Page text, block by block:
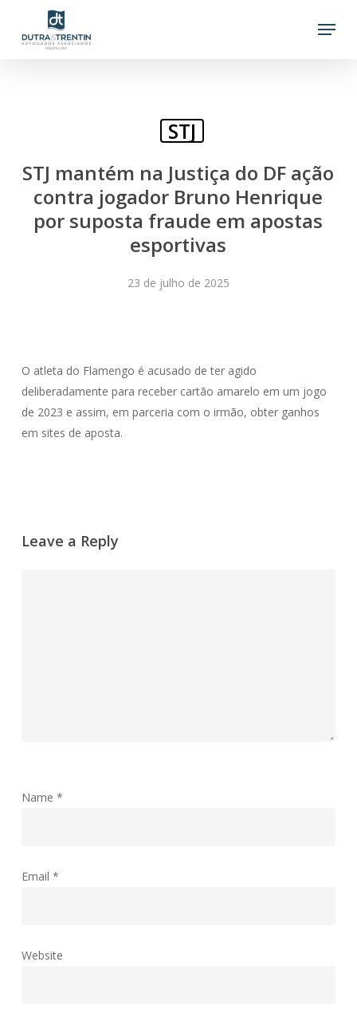
Menu
STJ
STJ mantém na Justiça do DF ação
contra jogador Bruno Henrique
por suposta fraude em apostas
esportivas
23 de julho de 2025
O atleta do Flamengo é acusado de ter agido
deliberadamente para receber cartão amarelo em um jogo
de 2023 e assim, em parceria com o irmão, obter ganhos
em sites de aposta.
Leave a Reply
Name *
Email *
Website